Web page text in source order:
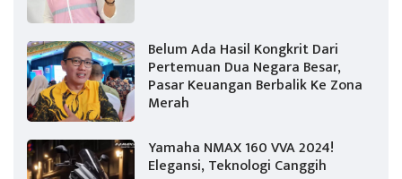
Belum Ada Hasil Kongkrit Dari
Pertemuan Dua Negara Besar,
Pasar Keuangan Berbalik Ke Zona
Merah
Yamaha NMAX 160 VVA 2024!
Elegansi, Teknologi Canggih